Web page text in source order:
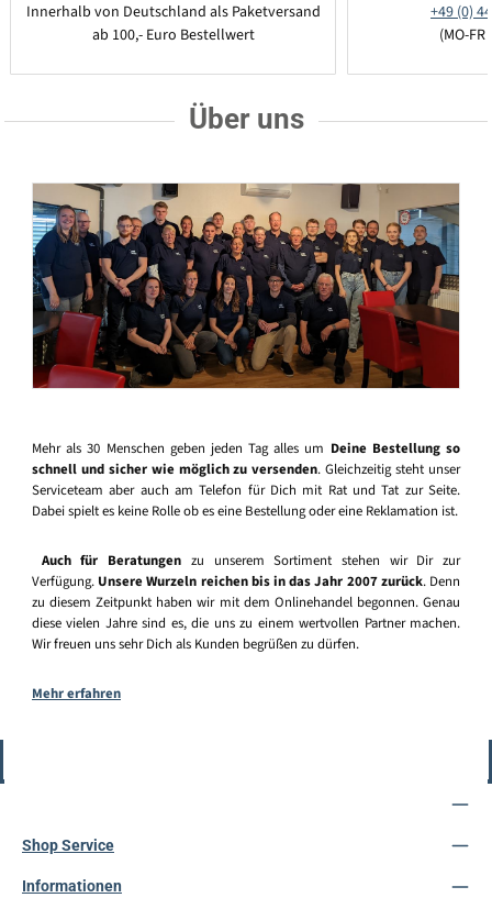
Innerhalb von Deutschland als Paketversand
ab 100,- Euro Bestellwert
+49 (0)
(MO-
Über uns
Mehr als 30 Menschen geben jeden Tag alles um Deine Bestellung so
schnell und sicher wie möglich zu versenden. Gleichzeitig steht unser
Serviceteam aber auch am Telefon für Dich mit Rat und Tat zur Seite.
Dabei spielt es keine Rolle ob es eine Bestellung oder eine Reklamation ist.
Auch für Beratungen zu unserem Sortiment stehen wir Dir zur
Verfügung. Unsere Wurzeln reichen bis in das Jahr 2007 zurück. Denn
zu diesem Zeitpunkt haben wir mit dem Onlinehandel begonnen. Genau
diese vielen Jahre sind es, die uns zu einem wertvollen Partner machen.
Wir freuen uns sehr Dich als Kunden begrüßen zu dürfen.
Mehr erfahren
Shop Service
Informationen